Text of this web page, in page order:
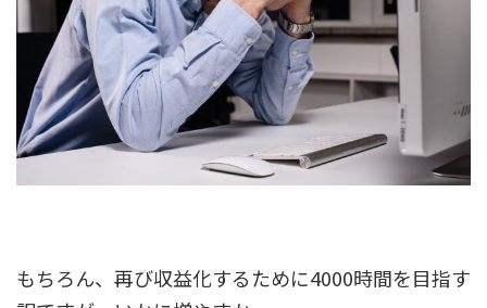
もちろん、再び収益化するために4000時間を目指す